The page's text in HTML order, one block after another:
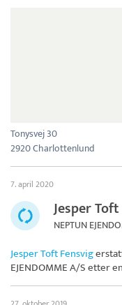
Tonysvej 30
2920 Charlottenlund
7. april 2020
Jesper
NEPTUN
Jesper Toft Fensvig
EJENDOMME A/Setter